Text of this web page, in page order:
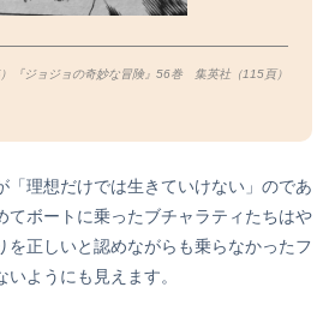
『ジョジョの奇妙な冒険』56巻 集英社（115頁）
「理想だけでは生きていけない」のであ
てボートに乗ったブチャラティたちはや
を正しいと認めながらも乗らなかったフ
ようにも見えます。